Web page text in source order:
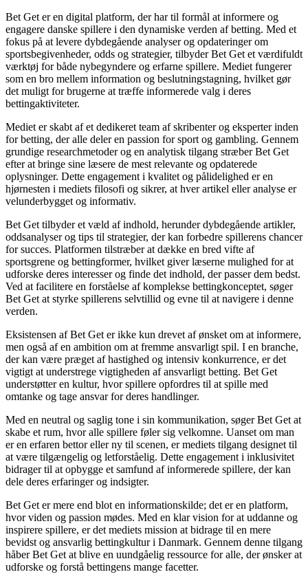
Bet Get er en digital platform, der har til formål at informere og
engagere danske spillere i den dynamiske verden af betting. Med et
fokus på at levere dybdegående analyser og opdateringer om
sportsbegivenheder, odds og strategier, tilbyder Bet Get et værdifuldt
værktøj for både nybegyndere og erfarne spillere. Mediet fungerer
som en bro mellem information og beslutningstagning, hvilket gør
det muligt for brugerne at træffe informerede valg i deres
bettingaktiviteter.
Mediet er skabt af et dedikeret team af skribenter og eksperter inden
for betting, der alle deler en passion for sport og gambling. Gennem
grundige researchmetoder og en analytisk tilgang stræber Bet Get
efter at bringe sine læsere de mest relevante og opdaterede
oplysninger. Dette engagement i kvalitet og pålidelighed er en
hjørnesten i mediets filosofi og sikrer, at hver artikel eller analyse er
velunderbygget og informativ.
Bet Get tilbyder et væld af indhold, herunder dybdegående artikler,
oddsanalyser og tips til strategier, der kan forbedre spillerens chancer
for succes. Platformen tilstræber at dække en bred vifte af
sportsgrene og bettingformer, hvilket giver læserne mulighed for at
udforske deres interesser og finde det indhold, der passer dem bedst.
Ved at facilitere en forståelse af komplekse bettingkonceptet, søger
Bet Get at styrke spillerens selvtillid og evne til at navigere i denne
verden.
Eksistensen af Bet Get er ikke kun drevet af ønsket om at informere,
men også af en ambition om at fremme ansvarligt spil. I en branche,
der kan være præget af hastighed og intensiv konkurrence, er det
vigtigt at understrege vigtigheden af ansvarligt betting. Bet Get
understøtter en kultur, hvor spillere opfordres til at spille med
omtanke og tage ansvar for deres handlinger.
Med en neutral og saglig tone i sin kommunikation, søger Bet Get at
skabe et rum, hvor alle spillere føler sig velkomne. Uanset om man
er en erfaren bettor eller ny til scenen, er mediets tilgang designet til
at være tilgængelig og letforståelig. Dette engagement i inklusivitet
bidrager til at opbygge et samfund af informerede spillere, der kan
dele deres erfaringer og indsigter.
Bet Get er mere end blot en informationskilde; det er en platform,
hvor viden og passion mødes. Med en klar vision for at uddanne og
inspirere spillere, er det mediets mission at bidrage til en mere
bevidst og ansvarlig bettingkultur i Danmark. Gennem denne tilgang
håber Bet Get at blive en uundgåelig ressource for alle, der ønsker at
udforske og forstå bettingens mange facetter.